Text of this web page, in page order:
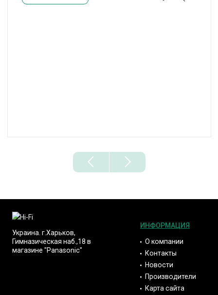
Украина. г.Харьков,
Гимназическая наб.,18 в
магазине "Panasonic"
ИНФОРМАЦИЯ
О компании
Контакты
Новости
Производители
Карта сайта